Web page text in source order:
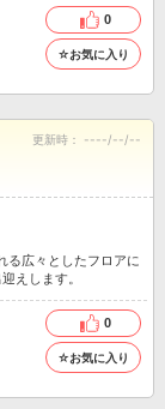
0
☆お気に入り
更新時： ----/--/--
る広々としたフロアに
えします。
0
☆お気に入り